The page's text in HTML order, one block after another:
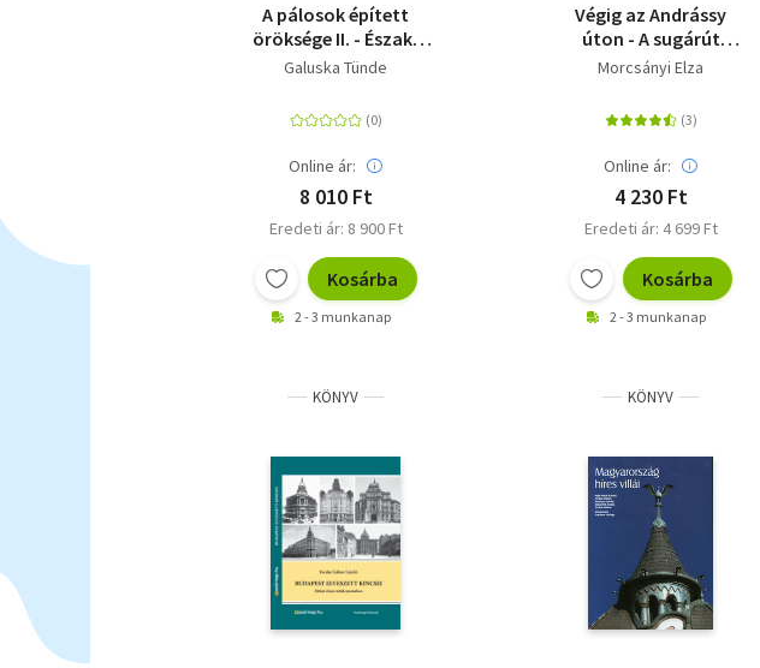
A pálosok épített
öröksége II. - Észak-
Dunántúl
Galuska Tünde
Online ár:
8 010 Ft
Eredeti ár: 8 900 Ft
Kosárba
2 - 3 munkanap
Végig az Andrássy
úton - A sugárút
legendás történetei
Morcsányi Elza
Online ár:
4 230 Ft
Eredeti ár: 4 699 Ft
Kosárba
2 - 3 munkanap
KÖNYV KÖNYV